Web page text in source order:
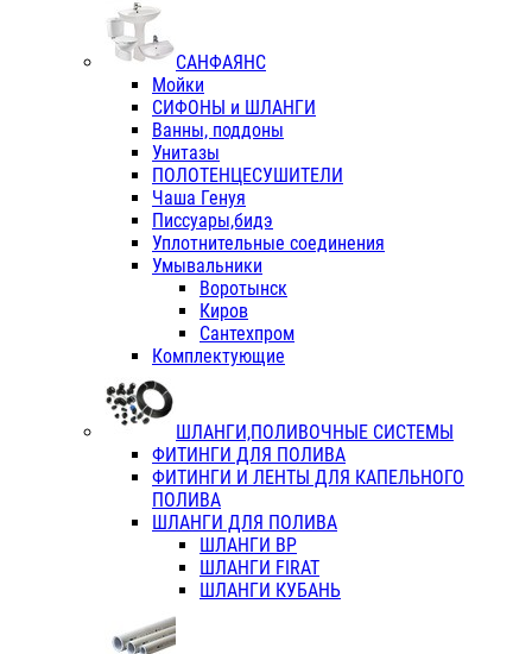
САНФАЯНС
Мойки
СИФОНЫ и ШЛАНГИ
Ванны, поддоны
Унитазы
ПОЛОТЕНЦЕСУШИТЕЛИ
Чаша Генуя
Писсуары,бидэ
Уплотнительные соединения
Умывальники
Воротынск
Киров
Сантехпром
Комплектующие
ШЛАНГИ,ПОЛИВОЧНЫЕ СИСТЕМЫ
ФИТИНГИ ДЛЯ ПОЛИВА
ФИТИНГИ И ЛЕНТЫ ДЛЯ КАПЕЛЬНОГО
ПОЛИВА
ШЛАНГИ ДЛЯ ПОЛИВА
ШЛАНГИ ВР
ШЛАНГИ FIRAT
ШЛАНГИ КУБАНЬ